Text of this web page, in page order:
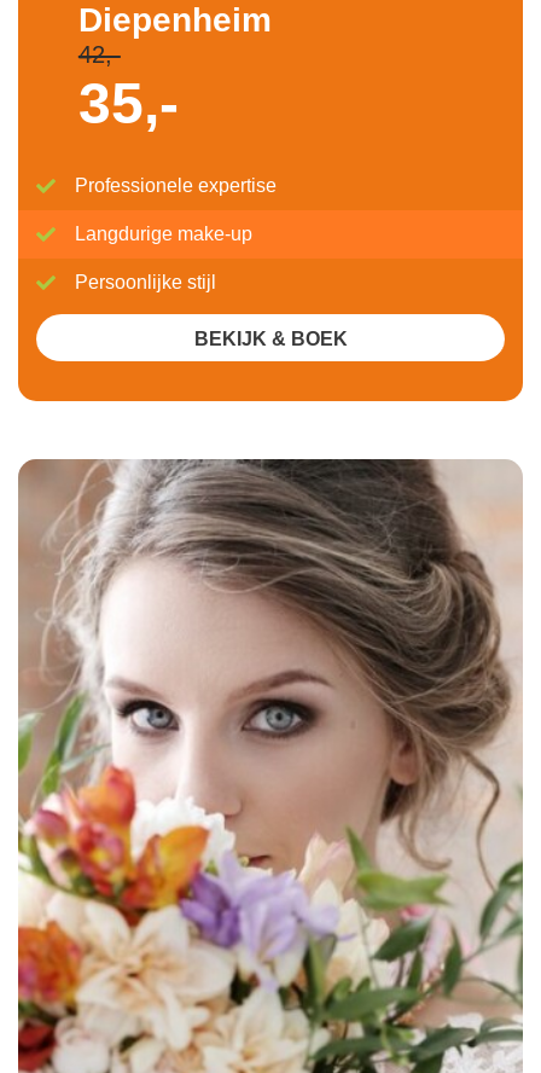
Diepenheim
42,-
35,-
Professionele expertise
Langdurige make-up
Persoonlijke stijl
BEKIJK & BOEK